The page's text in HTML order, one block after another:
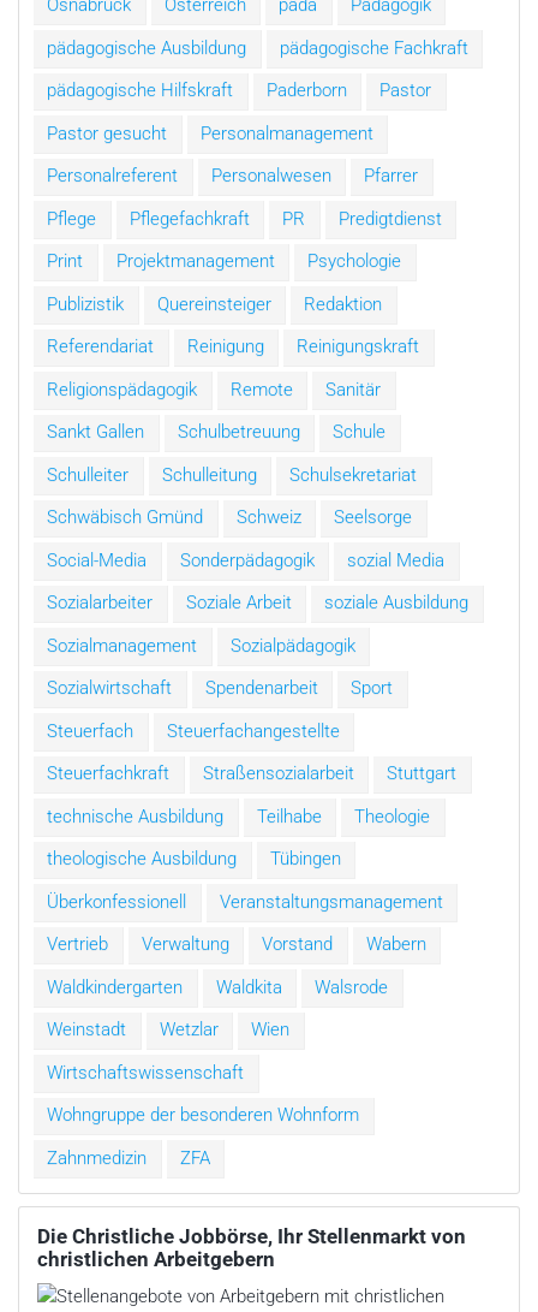
Osnabrück Österreich päda
Pädagogik
pädagogische Ausbildung
pädagogische Fachkraft
pädagogische Hilfskraft
Paderborn
Pastor
Pastor gesucht
Personalmanagement
Personalreferent
Personalwesen
Pfarrer
Pflege
Pflegefachkraft PR
Predigtdienst
Print
Projektmanagement
Psychologie
Publizistik
Quereinsteiger
Redaktion
Referendariat
Reinigung
Reinigungskraft
Religionspädagogik
Remote
Sanitär
Sankt Gallen
Schulbetreuung
Schule
Schulleiter
Schulleitung
Schulsekretariat
Schwäbisch Gmünd
Schweiz
Seelsorge
Social-Media
Sonderpädagogik
sozial Media
Sozialarbeiter
Soziale Arbeit
soziale Ausbildung
Sozialmanagement
Sozialpädagogik
Sozialwirtschaft
Spendenarbeit
Sport
Steuerfach
Steuerfachangestellte
Steuerfachkraft
Straßensozialarbeit
Stuttgart
technische Ausbildung
Teilhabe
Theologie
theologische Ausbildung
Tübingen
Überkonfessionell
Veranstaltungsmanagement
Vertrieb
Verwaltung Vorstand
Wabern
Waldkindergarten
Waldkita
Walsrode
Weinstadt
Wetzlar
Wien
Wirtschaftswissenschaft
Wohngruppe der besonderen Wohnform
Zahnmedizin
ZFA
Die Christliche Jobbörse, Ihr Stellenmarkt von
christlichen Arbeitgebern